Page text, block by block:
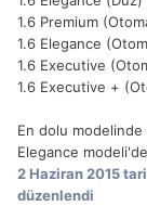
1.6 Premium
1.6 Elegance
1.6 Executive
1.6 Executive +
En dolu
Elegance
2 Haziran 2015
düzenlendi